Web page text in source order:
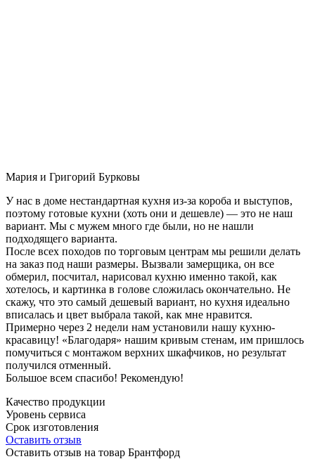
Мария и Григорий Бурковы
У нас в доме нестандартная кухня из-за короба и выступов,
поэтому готовые кухни (хоть они и дешевле) — это не наш
вариант. Мы с мужем много где были, но не нашли
подходящего варианта.
После всех походов по торговым центрам мы решили делать
на заказ под наши размеры. Вызвали замерщика, он все
обмерил, посчитал, нарисовал кухню именно такой, как
хотелось, и картинка в голове сложилась окончательно. Не
скажу, что это самый дешевый вариант, но кухня идеально
вписалась и цвет выбрала такой, как мне нравится.
Примерно через 2 недели нам установили нашу кухню-
красавицу! «Благодаря» нашим кривым стенам, им пришлось
помучиться с монтажом верхних шкафчиков, но результат
получился отменный.
Большое всем спасибо! Рекомендую!
Качество продукции
Уровень сервиса
Срок изготовления
Оставить отзыв
Оставить отзыв на товар Брантфорд